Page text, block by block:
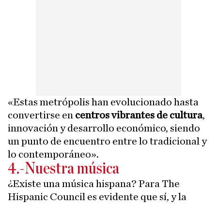
«Estas metrópolis han evolucionado hasta
convertirse en centros vibrantes de cultura,
innovación y desarrollo económico, siendo
un punto de encuentro entre lo tradicional y
lo contemporáneo».
4.-Nuestra música
¿Existe una música hispana? Para The
Hispanic Council es evidente que sí, y la